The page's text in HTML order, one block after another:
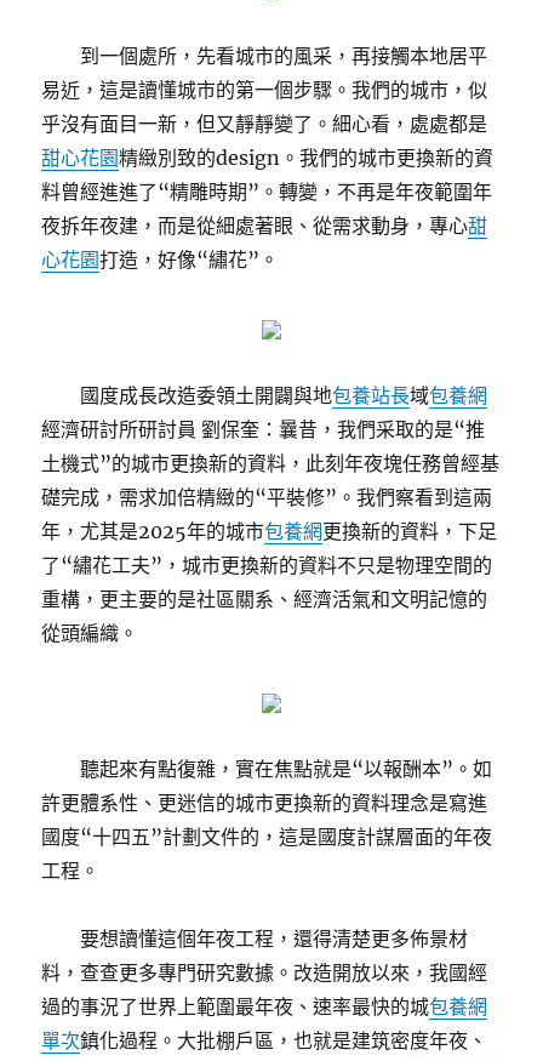
到一個處所，先看城市的風采，再接觸本地居平
易近，這是讀懂城市的第一個步驟。我們的城市，似
乎沒有面目一新，但又靜靜變了。細心看，處處都是
甜心花園精緻別致的design。我們的城市更換新的資
料曾經進進了“精雕時期”。轉變，不再是年夜範圍年
夜拆年夜建，而是從細處著眼、從需求動身，專心甜
心花園打造，好像“繡花”。
國度成長改造委領土開闢與地包養站長域包養網
經濟研討所研討員 劉保奎：曩昔，我們采取的是“推
土機式”的城市更換新的資料，此刻年夜塊任務曾經基
礎完成，需求加倍精緻的“平裝修”。我們察看到這兩
年，尤其是2025年的城市包養網更換新的資料，下足
了“繡花工夫”，城市更換新的資料不只是物理空間的
重構，更主要的是社區關系、經濟活氣和文明記憶的
從頭編織。
聽起來有點復雜，實在焦點就是“以報酬本”。如
許更體系性、更迷信的城市更換新的資料理念是寫進
國度“十四五”計劃文件的，這是國度計謀層面的年夜
工程。
要想讀懂這個年夜工程，還得清楚更多佈景材
料，查查更多專門研究數據。改造開放以來，我國經
過的事況了世界上範圍最年夜、速率最快的城包養網
單次鎮化過程。大批棚戶區，也就是建筑密度年夜、